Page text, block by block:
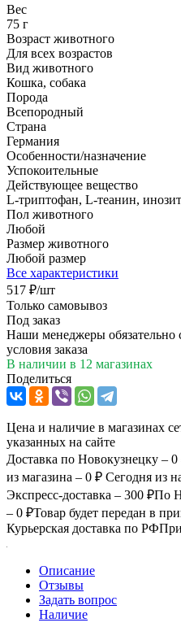
Вес
75 г
Возраст животного
Для всех возрастов
Вид животного
Кошка, собака
Порода
Всепородный
Страна
Германия
Особенности/назначение
Успокоительные
Действующее вещество
L-триптофан, L-теанин,
Пол животного
Любой
Размер животного
Любой размер
Все характеристики
517 ₽/шт
Только самовывоз
Под заказ
Наши менеджеры обязательно
условия заказа
В наличии в 12 магазинах
Поделиться
Цена и наличие в магазинах
указанных на сайте
Доставка по Новокузнецку – 0
из магазина – 0 ₽ Сегодня из
Экспресс-доставка – 300 ₽По
– 0 ₽Товар будет передан в
Курьерская доставка по РФПри
Описание
Отзывы
Задать вопрос
Наличие